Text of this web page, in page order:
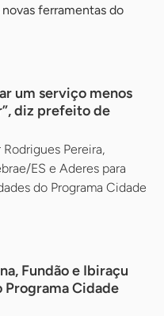
ferramentas do
um serviço menos
diz prefeito de
Pereira,
ES e Aderes para
do Programa Cidade
Fundão e Ibiraçu
Programa Cidade